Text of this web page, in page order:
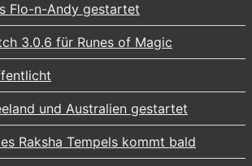
Flo-n-Andy gestartet
3.0.6 für Runes of Magic
und Australien gestartet
Raksha Tempels kommt bald